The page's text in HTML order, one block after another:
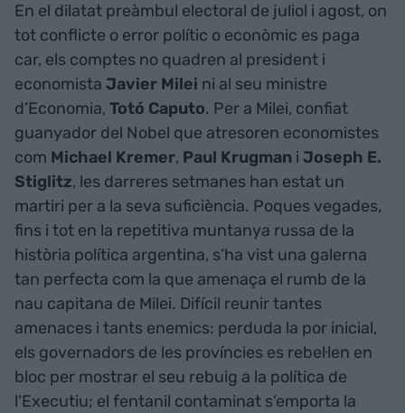
En el dilatat preàmbul electoral de juliol i agost, on
tot conflicte o error polític o econòmic es paga
car, els comptes no quadren al president i
economista Javier Milei ni al seu ministre
d’Economia, Totó Caputo. Per a Milei, confiat
guanyador del Nobel que atresoren economistes
com Michael Kremer, Paul Krugman i Joseph E.
Stiglitz, les darreres setmanes han estat un
martiri per a la seva suficiència. Poques vegades,
fins i tot en la repetitiva muntanya russa de la
història política argentina, s’ha vist una galerna
tan perfecta com la que amenaça el rumb de la
nau capitana de Milei. Difícil reunir tantes
amenaces i tants enemics: perduda la por inicial,
els governadors de les províncies es rebel·len en
bloc per mostrar el seu rebuig a la política de
l’Executiu; el fentanil contaminat s’emporta la